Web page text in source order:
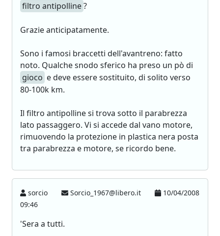
filtro antipolline?
Grazie anticipatamente.
Sono i famosi braccetti dell'avantreno: fatto
noto. Qualche snodo sferico ha preso un pò di
gioco e deve essere sostituito, di solito verso
80-100k km.
Il filtro antipolline si trova sotto il parabrezza
lato passaggero. Vi si accede dal vano motore,
rimuovendo la protezione in plastica nera posta
tra parabrezza e motore, se ricordo bene.
sorcio Sorcio_1967@libero.it
10/04/2008
09:46
'Sera a tutti.